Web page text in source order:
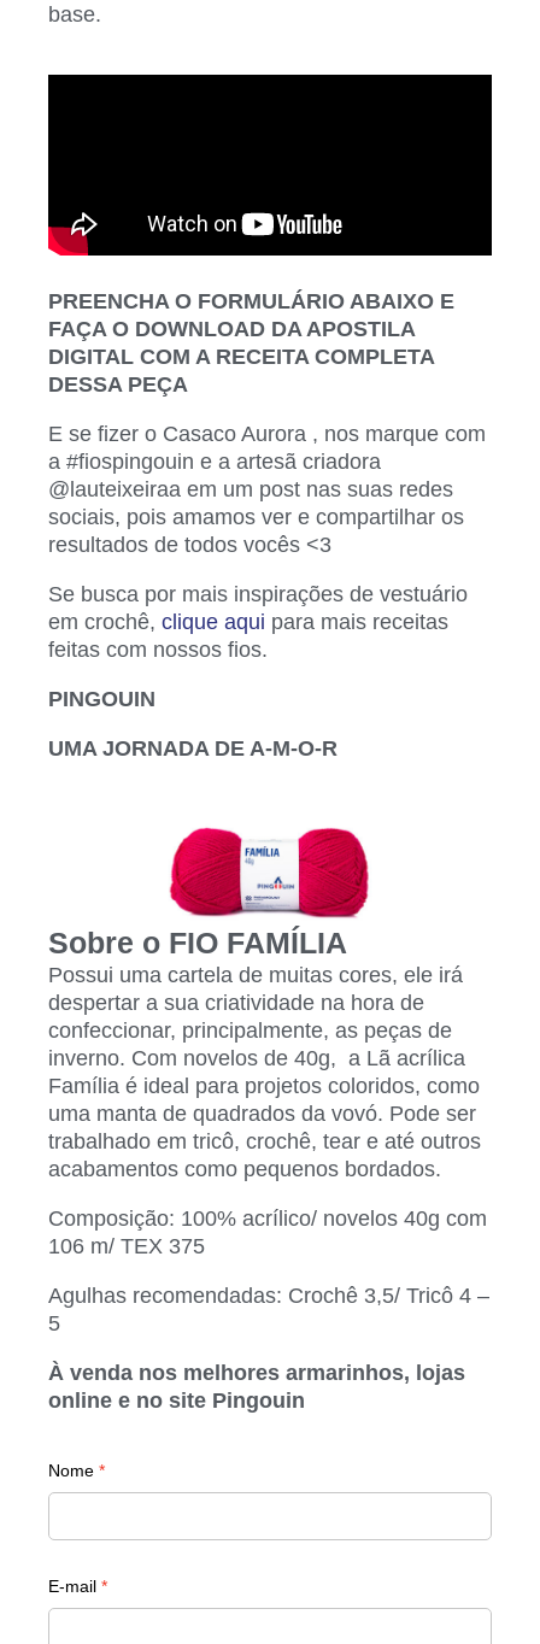
base.
PREENCHA O FORMULÁRIO ABAIXO E
FAÇA O DOWNLOAD DA APOSTILA
DIGITAL COM A RECEITA COMPLETA
DESSA PEÇA
E se fizer o Casaco Aurora , nos marque com
a #fiospingouin e a artesã criadora
@lauteixeiraa em um post nas suas redes
sociais, pois amamos ver e compartilhar os
resultados de todos vocês <3
Se busca por mais inspirações de vestuário
em crochê, clique aqui para mais receitas
feitas com nossos fios.
PINGOUIN
UMA JORNADA DE A-M-O-R
Sobre o FIO FAMÍLIA
Possui uma cartela de muitas cores, ele irá
despertar a sua criatividade na hora de
confeccionar, principalmente, as peças de
inverno. Com novelos de 40g, a Lã acrílica
Família é ideal para projetos coloridos, como
uma manta de quadrados da vovó. Pode ser
trabalhado em tricô, crochê, tear e até outros
acabamentos como pequenos bordados.
Composição: 100% acrílico/ novelos 40g com
106 m/ TEX 375
Agulhas recomendadas: Crochê 3,5/ Tricô 4 –
5
À venda nos melhores armarinhos, lojas
online e no site Pingouin